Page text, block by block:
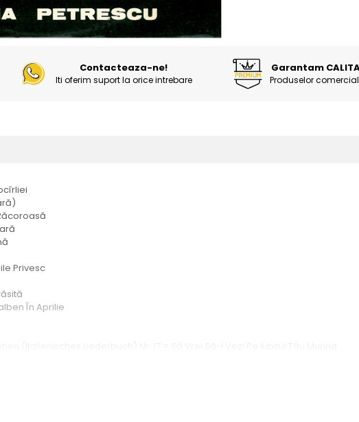
Contacteaza-ne!
Iti oferim suport la orice intrebare
Garantam
Produselor
Privesc
În Aprilie